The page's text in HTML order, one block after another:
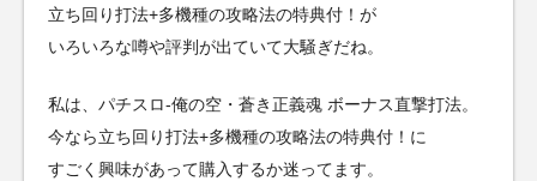
立ち回り打法+多機種の攻略法の特典付！が
いろいろな噂や評判が出ていて大騒ぎだね。
私は、パチスロ-俺の空・蒼き正義魂 ボーナス直撃打法。
今なら立ち回り打法+多機種の攻略法の特典付！に
すごく興味があって購入するか迷ってます。